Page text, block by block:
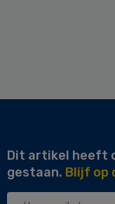
Dit artikel heeft
gestaan. Blijf op
Uw